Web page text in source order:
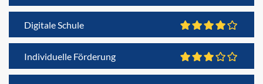
Digitale Schule
Individuelle Förderung